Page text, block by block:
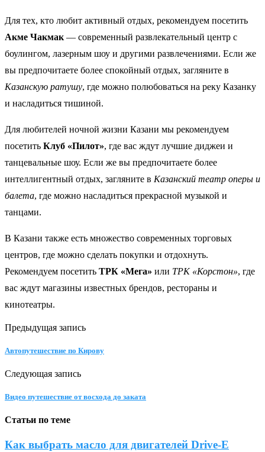
Для тех, кто любит активный отдых, рекомендуем посетить
Акме Чакмак — современный развлекательный центр с
боулингом, лазерным шоу и другими развлечениями. Если же
вы предпочитаете более спокойный отдых, загляните в
Казанскую ратушу, где можно полюбоваться на реку Казанку
и насладиться тишиной.
Для любителей ночной жизни Казани мы рекомендуем
посетить Клуб «Пилот», где вас ждут лучшие диджеи и
танцевальные шоу. Если же вы предпочитаете более
интеллигентный отдых, загляните в Казанский театр оперы и
балета, где можно насладиться прекрасной музыкой и
танцами.
В Казани также есть множество современных торговых
центров, где можно сделать покупки и отдохнуть.
Рекомендуем посетить ТРК «Мега» или ТРК «Корстон», где
вас ждут магазины известных брендов, рестораны и
кинотеатры.
Предыдущая запись
Автопутешествие по Кирову
Следующая запись
Видео путешествие от восхода до заката
Статьи по теме
Как выбрать масло для двигателей Drive-E